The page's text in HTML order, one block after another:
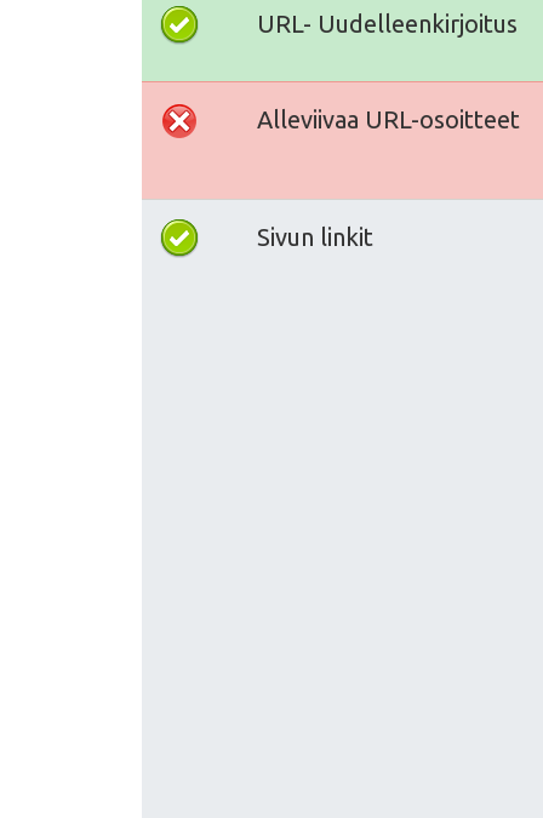
URL- Uudelleenkirjoitus
Alleviivaa URL-osoitteet
Sivun linkit